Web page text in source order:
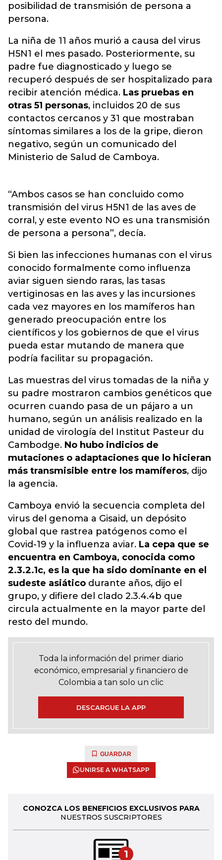
posibilidad de transmisión de persona a
persona.
La niña de 11 años murió a causa del virus
H5N1 el mes pasado. Posteriormente, su
padre fue diagnosticado y luego se
recuperó después de ser hospitalizado para
recibir atención médica. Las pruebas en
otras 51 personas, incluidos 20 de sus
contactos cercanos y 31 que mostraban
síntomas similares a los de la gripe, dieron
negativo, según un comunicado del
Ministerio de Salud de Camboya.
“Ambos casos se han concluido como
transmisión del virus H5N1 de las aves de
corral, y este evento NO es una transmisión
de persona a persona”, decía.
Si bien las infecciones humanas con el virus
conocido formalmente como influenza
aviar siguen siendo raras, las tasas
vertiginosas en las aves y las incursiones
cada vez mayores en los mamíferos han
generado preocupación entre los
científicos y los gobiernos de que el virus
pueda estar mutando de manera que
podría facilitar su propagación.
Las muestras del virus tomadas de la niña y
su padre mostraron cambios genéticos que
ocurren cuando pasa de un pájaro a un
humano, según un análisis realizado en la
unidad de virología del Institut Pasteur du
Cambodge. No hubo indicios de
mutaciones o adaptaciones que lo hicieran
más transmisible entre los mamíferos, dijo
la agencia.
Camboya envió la secuencia completa del
virus del genoma a Gisaid, un depósito
global que rastrea patógenos como el
Covid-19 y la influenza aviar. La cepa que se
encuentra en Camboya, conocida como
2.3.2.1c, es la que ha sido dominante en el
sudeste asiático durante años, dijo el
grupo, y difiere del clado 2.3.4.4b que
circula actualmente en la mayor parte del
resto del mundo.
Toda la información del primer diario
económico, empresarial y financiero de
Colombia a tan solo un clic
DESCARGUE LA APP
GUARDAR
UNIRSE A WHATSAPP
CONOZCA LOS BENEFICIOS EXCLUSIVOS PARA
NUESTROS SUSCRIPTORES
1